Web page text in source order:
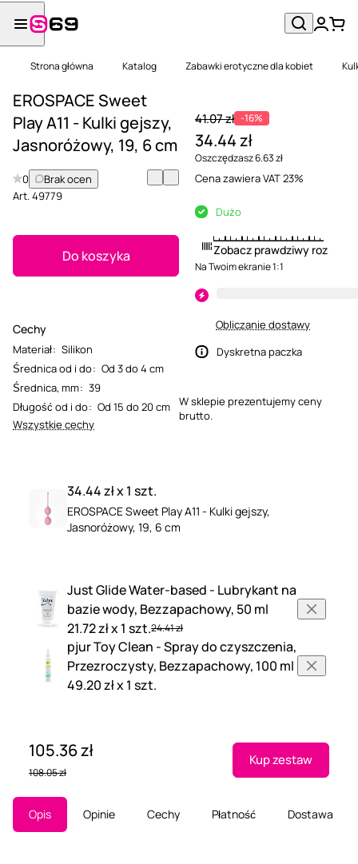
Strona główna Katalog Zabawki erotyczne dla kobiet
EROSPACE Sweet
Play A11 - Kulki gejszy,
Jasnoróżowy, 19, 6 cm
0
Brak ocen
Art.49779
Do koszyka
Cechy
Materiał: Silikon
Średnica od i do: Od 3 do 4 cm
Średnica, mm: 39
Długość od i do: Od 15 do 20 cm
Wszystkie cechy
41.07 zł -16%
34.44 zł
Oszczędzasz 6.63 zł
Cena zawiera VAT 23%
Dużo
Zobacz prawdziwy rozmiar
Na Twoim ekranie 1:1
Obliczanie dostawy
Dyskretna paczka
W sklepie prezentujemy ceny
brutto.
34.44 zł x 1 szt.
EROSPACE Sweet Play A11 - Kulki gejszy,
Jasnoróżowy, 19, 6 cm
Just Glide Water-based - Lubrykant na
bazie wody, Bezzapachowy, 50 ml
21.72 zł x 1 szt.24.41 zł
pjur Toy Clean - Spray do czyszczenia,
Przezroczysty, Bezzapachowy, 100 ml
49.20 zł x 1 szt.
105.36 zł
108.05 zł
Kup zestaw
Opis Opinie Cechy Płatność Dostawa